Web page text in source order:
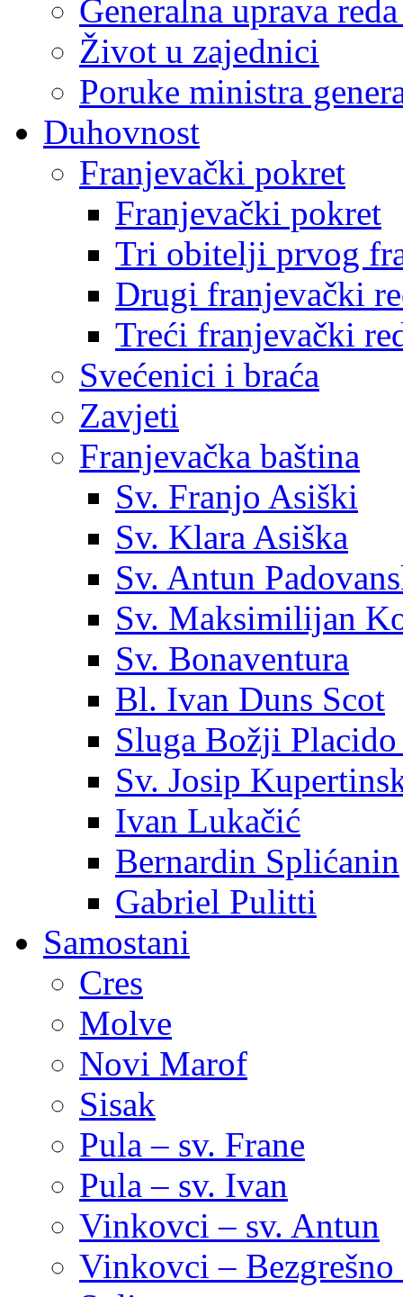
Generalna uprava
Život u zajednici
Poruke ministra
Duhovnost
Franjevački pokret
Franjevački pokret
Tri obitelji prvog
Drugi franjevački
Treći franjevački
Svećenici i braća
Zavjeti
Franjevačka baština
Sv. Franjo Asiški
Sv. Klara Asiška
Sv. Antun
Sv. Maksimilijan
Sv. Bonaventura
Bl. Ivan Duns Scot
Sluga Božji Placido
Sv. Josip
Ivan Lukačić
Bernardin Splićanin
Gabriel Pulitti
Samostani
Cres
Molve
Novi Marof
Sisak
Pula – sv. Frane
Pula – sv. Ivan
Vinkovci – sv. Antun
Vinkovci –